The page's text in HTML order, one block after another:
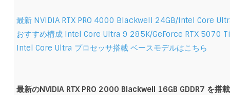
最新 NVIDIA RTX PRO 4000 Blackwell 24GB/Intel Core
おすすめ構成 Intel Core Ultra 9 285K/GeForce RTX 5070
Intel Core Ultra プロセッサ搭載 ベースモデルはこちら
最新のNVIDIA RTX PRO 2000 Blackwell 16GB GDDR7 を搭載